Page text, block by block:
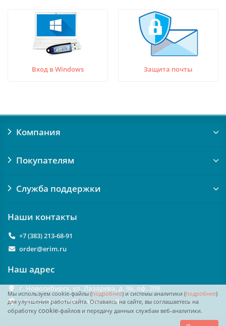
благодаря чему значительно минимизируются риски потери
данных, а также время простоя в случае возникновения
программных и аппаратных сбоев компьютерного и
серверного оборудования.
Вход в Windows Защита почты
Мы используем cookie-файлы (подробнее) и системы аналитики (подробнее)
для улучшения работы сайта. Оставаясь на сайте, вы соглашаетесь на
обработку cookie-файлов и передачу данных службам веб-аналитики.
Компания
Покупателям
Служба поддержки
Наши контакты
+7 (383) 213-68-91
order@erim.ru
Наш адрес
г. Новосибирск, ул. Лазарева, д. 9а, оф. 209
с 9ч до 18ч, СБ и ВС - выходной